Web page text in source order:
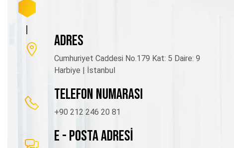
ADRES
Cumhuriyet Caddesi No.179 Kat: 5 Daire: 9
Harbiye | İstanbul
TELEFON NUMARASI
+90 212 246 20 81
E - POSTA ADRESİ